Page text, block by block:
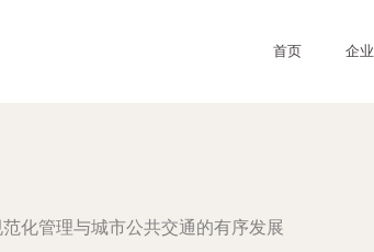
首页 企
化管理与城市公共交通的有序发展